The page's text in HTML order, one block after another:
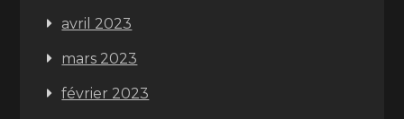
avril 2023
mars 2023
février 2023